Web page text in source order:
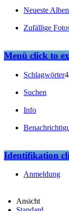
Neueste Alben
Zufällige
Menüclick to
Schlagwörter
Suchen
Info
Identifikation
Anmeldung
Ansicht